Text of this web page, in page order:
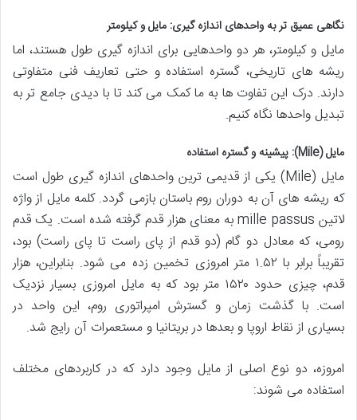
نگاهی عمیق تر به واحدهای اندازه گیری: مایل و کیلومتر
مایل و کیلومتر، هر دو واحدهایی برای اندازه گیری طول هستند، اما
ریشه های تاریخی، گستره استفاده و حتی تعاریف فنی متفاوتی
دارند. درک این تفاوت ها به ما کمک می کند تا با دیدی جامع تر به
تبدیل واحدها نگاه کنیم.
مایل (Mile): پیشینه و گستره استفاده
مایل (Mile) یکی از قدیمی ترین واحدهای اندازه گیری طول است
که ریشه های آن به دوران روم باستان بازمی گردد. کلمه مایل از واژه
لاتین mille passus به معنای هزار قدم گرفته شده است. یک قدم
رومی، که معادل دو گام (دو قدم از پای راست تا پای راست) بود،
تقریباً برابر با ۱.۵۲ متر امروزی تخمین زده می شود. بنابراین، هزار
قدم، چیزی حدود ۱۵۲۰ متر بود که به مایل امروزی بسیار نزدیک
است. با گذشت زمان و گسترش امپراتوری روم، این واحد در
بسیاری از نقاط اروپا و بعدها در بریتانیا و مستعمرات آن رایج شد.
امروزه، دو نوع اصلی از مایل وجود دارد که در کاربردهای مختلف
استفاده می شوند: